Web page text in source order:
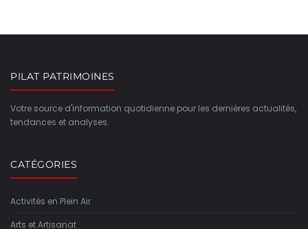
PILAT PATRIMOINES
Votre source d'information quotidienne pour les dernières actualités,
tendances et analyses.
CATÉGORIES
Activités en Plein Air
Arts et Artisanat